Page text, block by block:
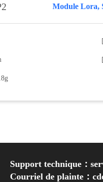
Module Lora,
Support technique：
Courriel de plainte：